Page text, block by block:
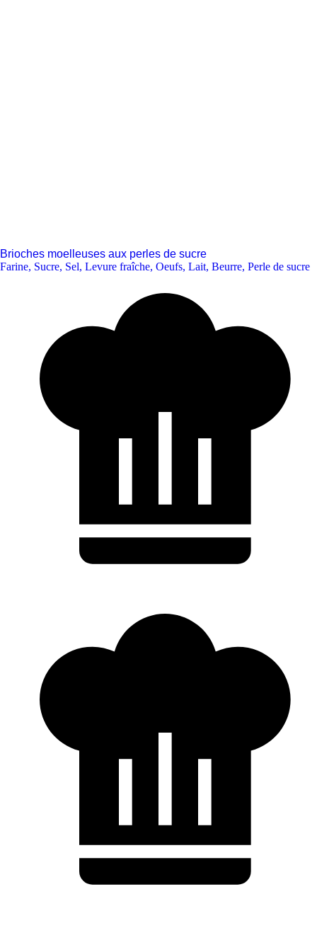
Brioches moelleuses aux perles de sucre
Farine, Sucre, Sel, Levure fraîche, Oeufs, Lait, Beurre, Perle de sucre